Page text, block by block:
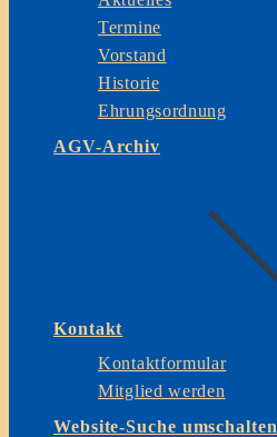
Termine
Vorstand
Historie
Ehrungsordnung
AGV-Archiv
Kontakt
Kontaktformular
Mitglied werden
Website-Suche umschalten